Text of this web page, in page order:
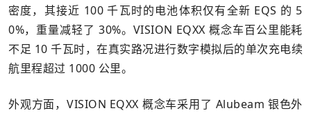
密度，其接近 100 千瓦时的电池体积仅有全新 EQS 的 5
0%，重量减轻了 30%。VISION EQXX 概念车百公里能耗
不足 10 千瓦时，在真实路况进行数字模拟后的单次充电续
航里程超过 1000 公里。
外观方面，VISION EQXX 概念车采用了 Alubeam 银色外